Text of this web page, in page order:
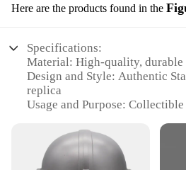
Here are the products found in the
Specifications:
Material: High-quality, durable
Design and Style: Authentic
replica
Usage and Purpose:
Type and Category: Star Wars
Performance and Property:
comfortable to wear